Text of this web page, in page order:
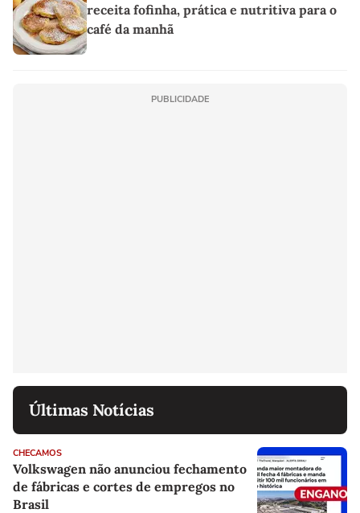
receita fofinha, prática e nutritiva para o
café da manhã
PUBLICIDADE
Últimas Notícias
CHECAMOS
Volkswagen não anunciou fechamento
de fábricas e cortes de empregos no
Brasil